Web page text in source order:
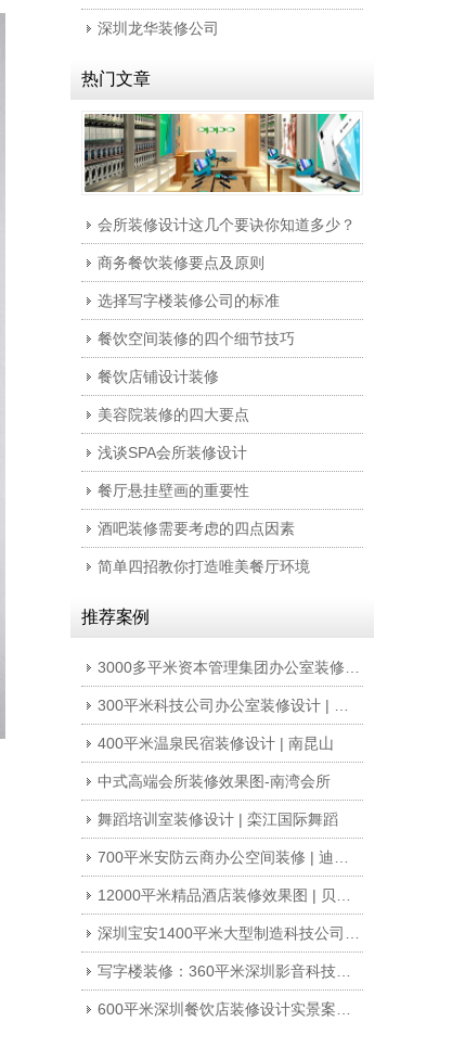
深圳龙华装修公司
热门文章
会所装修设计这几个要诀你知道多少？
商务餐饮装修要点及原则
选择写字楼装修公司的标准
餐饮空间装修的四个细节技巧
餐饮店铺设计装修
美容院装修的四大要点
浅谈SPA会所装修设计
餐厅悬挂壁画的重要性
酒吧装修需要考虑的四点因素
简单四招教你打造唯美餐厅环境
推荐案例
3000多平米资本管理集团办公室装修 | 新富资本
300平米科技公司办公室装修设计 | 睿尚创力
400平米温泉民宿装修设计 | 南昆山
中式高端会所装修效果图-南湾会所
舞蹈培训室装修设计 | 栾江国际舞蹈
700平米安防云商办公空间装修 | 迪威乐云商
12000平米精品酒店装修效果图 | 贝尔漫酒店
深圳宝安1400平米大型制造科技公司写字楼办公室装修设计
写字楼装修：360平米深圳影音科技公司办公室改造装修设计
600平米深圳餐饮店装修设计实景案例 | 稀客